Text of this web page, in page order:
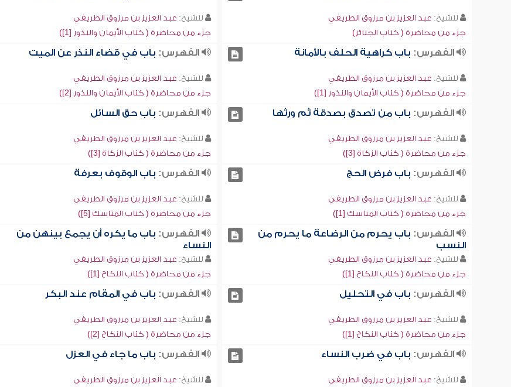
للشيخ: عبد العزيز بن مرزوق الطريفي
جزء من محاضرة ( كتاب الجنائز)
للشيخ: عبد العزيز بن مرزوق الطريفي
جزء من محاضرة ( كتاب الأيمان والنذور [1])
الفهرس: باب كراهية الحلف بالأمانة
للشيخ: عبد العزيز بن مرزوق الطريفي
جزء من محاضرة ( كتاب الأيمان والنذور [1])
الفهرس: باب في قضاء النذر عن الميت
للشيخ: عبد العزيز بن مرزوق الطريفي
جزء من محاضرة ( كتاب الأيمان والنذور [2])
الفهرس: باب من تصدق بصدقة ثم ورثها
للشيخ: عبد العزيز بن مرزوق الطريفي
جزء من محاضرة ( كتاب الزكاة [3])
الفهرس: باب حق السائل
للشيخ: عبد العزيز بن مرزوق الطريفي
جزء من محاضرة ( كتاب الزكاة [3])
الفهرس: باب فرض الحج
للشيخ: عبد العزيز بن مرزوق الطريفي
جزء من محاضرة ( كتاب المناسك [1])
الفهرس: باب الوقوف بعرفة
للشيخ: عبد العزيز بن مرزوق الطريفي
جزء من محاضرة ( كتاب المناسك [5])
الفهرس: باب يحرم من الرضاعة ما يحرم من
النسب
للشيخ: عبد العزيز بن مرزوق الطريفي
جزء من محاضرة ( كتاب النكاح [1])
الفهرس: باب ما يكره أن يجمع بينهن من
النساء
للشيخ: عبد العزيز بن مرزوق الطريفي
جزء من محاضرة ( كتاب النكاح [1])
الفهرس: باب في التحليل
للشيخ: عبد العزيز بن مرزوق الطريفي
جزء من محاضرة ( كتاب النكاح [1])
الفهرس: باب في المقام عند البكر
للشيخ: عبد العزيز بن مرزوق الطريفي
جزء من محاضرة ( كتاب النكاح [2])
الفهرس: باب في ضرب النساء
للشيخ: عبد العزيز بن مرزوق الطريفي
الفهرس: باب ما جاء في العزل
للشيخ: عبد العزيز بن مرزوق الطريفي